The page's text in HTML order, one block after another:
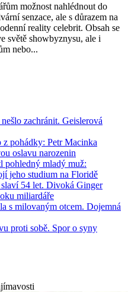
možnost nahlédnout do
senzace, ale s důrazem na
reality celebrit. Obsah se
světě showbyznysu, ale i
nebo...
zachránit. Geislerová
pohádky: Petr Macinka
oslavu narozenin
pohledný mladý muž:
jeho studium na Floridě
54 let. Divoká Ginger
miliardáře
s milovaným otcem. Dojemná
proti sobě. Spor o syny